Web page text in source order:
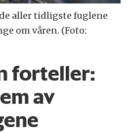
aller tidligste fuglene
om våren. (Foto:
forteller:
av